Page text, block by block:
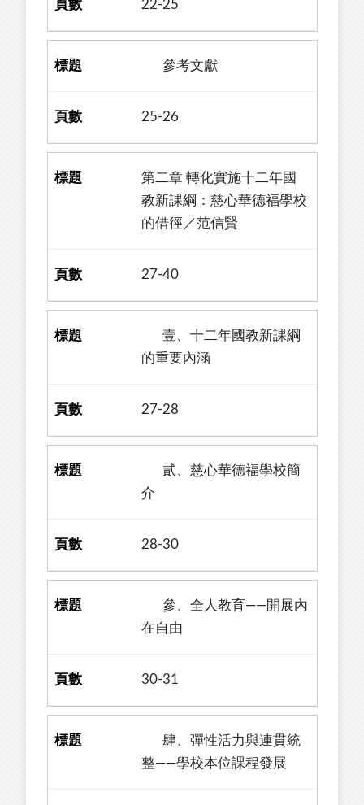
22-25
參考文獻
25-26
第二章 轉化實施十二年國
教新課綱：慈心華德福學校
的借徑／范信賢
27-40
壹、十二年國教新課綱
的重要內涵
27-28
貳、慈心華德福學校簡
介
28-30
參、全人教育——開展內
在自由
30-31
肆、彈性活力與連貫統
整——學校本位課程發展